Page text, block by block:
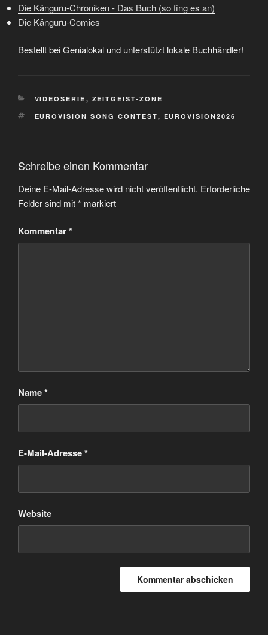
Die Känguru-Chroniken - Das Buch (so fing es an)
Die Känguru-Comics
Bestellt bei Genialokal und unterstützt lokale Buchhändler!
KATEGORIEN
VIDEOSERIE , ZEITGEIST-ZONE
SCHLAGWÖRTER
EUROVISION SONG CONTEST, EUROVISION2026
Schreibe einen Kommentar
Deine E-Mail-Adresse wird nicht veröffentlicht. Erforderliche
Felder sind mit* markiert
Kommentar*
Name*
E-Mail-Adresse*
Website